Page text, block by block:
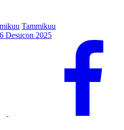
Tammikuu
Desucon 2025